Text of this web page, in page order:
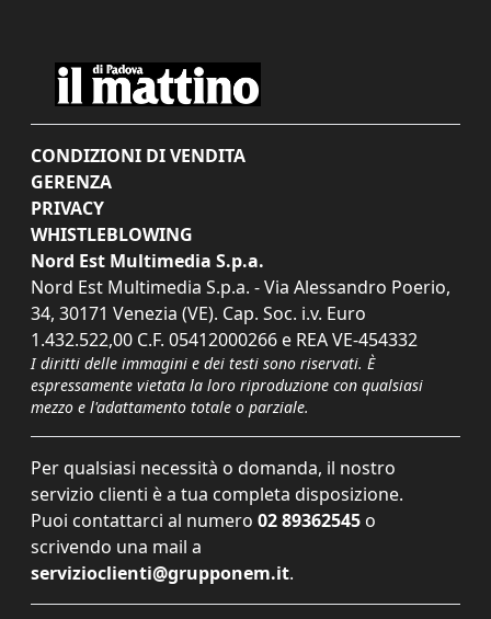
CONDIZIONI DI VENDITA
GERENZA
PRIVACY
WHISTLEBLOWING
Nord Est Multimedia S.p.a.
Nord Est Multimedia S.p.a. - Via Alessandro Poerio,
34, 30171 Venezia (VE). Cap. Soc. i.v. Euro
1.432.522,00 C.F. 05412000266 e REA VE-454332
I diritti delle immagini e dei testi sono riservati. È
espressamente vietata la loro riproduzione con qualsiasi
mezzo e l'adattamento totale o parziale.
Per qualsiasi necessità o domanda, il nostro
servizio clienti è a tua completa disposizione.
Puoi contattarci al numero 02 89362545 o
scrivendo una mail a
servizioclienti@grupponem.it.